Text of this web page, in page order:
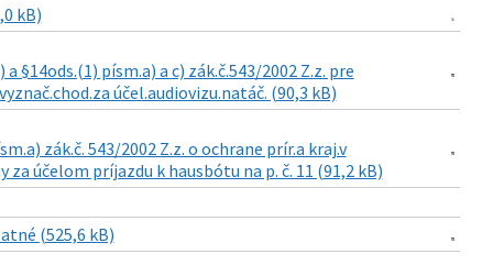
kB)
§14ods.(1) písm.a) a c) zák.č.543/2002 Z.z. pre
účel.audiovizu.natáč. (90,3 kB)
zák.č. 543/2002 Z.z. o ochrane prír.a kraj.v
účelom príjazdu k hausbótu na p. č. 11 (91,2 kB)
(525,6 kB)